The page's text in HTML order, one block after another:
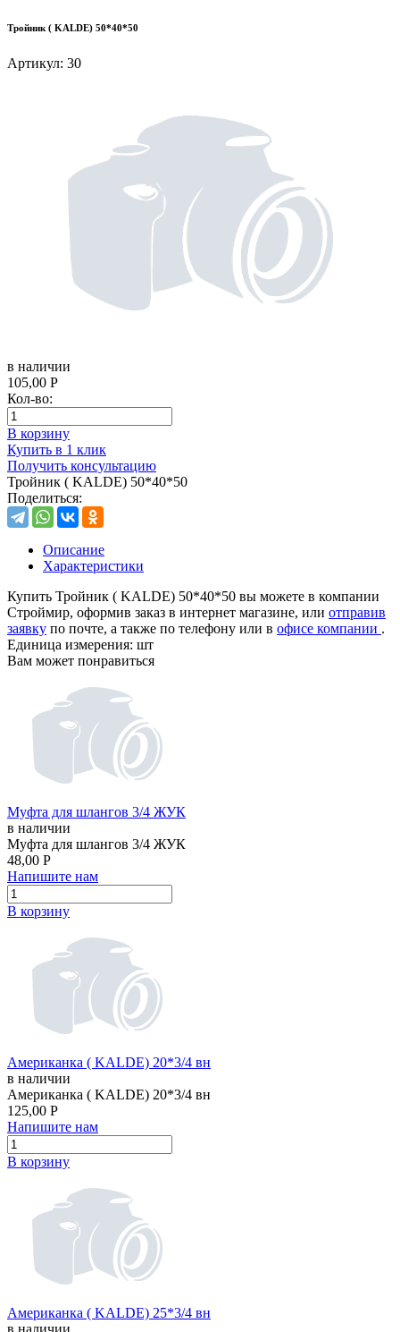
Тройник ( KALDE) 50*40*50
Артикул: 30
в наличии
105,00 Р
Кол-во:
В корзину
Купить в 1 клик
Получить консультацию
Тройник ( KALDE) 50*40*50
Поделиться:
Описание
Характеристики
Купить Тройник ( KALDE) 50*40*50 вы можете в компании
Строймир, оформив заказ в интернет магазине, или отправив
заявку по почте, а также по телефону или в офисе компании .
Единица измерения: шт
Вам может понравиться
Муфта для шлангов 3/4 ЖУК
в наличии
Муфта для шлангов 3/4 ЖУК
48,00 Р
Напишите нам
В корзину
Американка ( KALDE) 20*3/4 вн
в наличии
Американка ( KALDE) 20*3/4 вн
125,00 Р
Напишите нам
В корзину
Американка ( KALDE) 25*3/4 вн
в наличии